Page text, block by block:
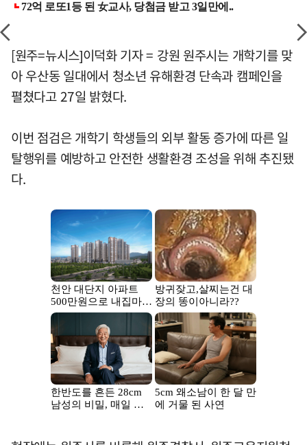
[원주=뉴시스]이덕화 기자 = 강원 원주시는 개학기를 맞
아 우산동 일대에서 청소년 유해환경 단속과 캠페인을
펼쳤다고 27일 밝혔다.
이번 점검은 개학기 학생들의 외부 활동 증가에 따른 일
탈행위를 예방하고 안전한 생활환경 조성을 위해 추진됐
다.